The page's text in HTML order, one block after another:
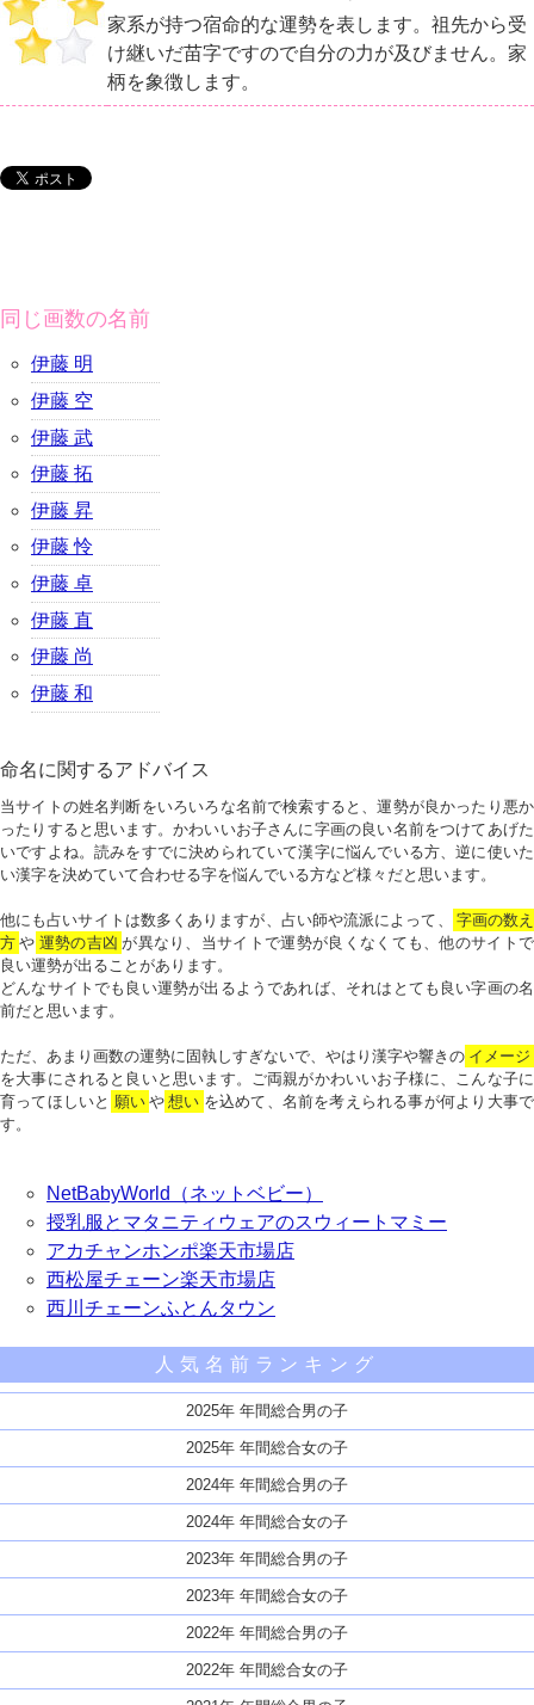
家系が持つ宿命的な運勢を表します。祖先から受
け継いだ苗字ですので自分の力が及びません。家
柄を象徴します。
同じ画数の名前
伊藤 明
伊藤 空
伊藤 武
伊藤 拓
伊藤 昇
伊藤 怜
伊藤 卓
伊藤 直
伊藤 尚
伊藤 和
命名に関するアドバイス
当サイトの姓名判断をいろいろな名前で検索すると、運勢が良かったり悪か
ったりすると思います。かわいいお子さんに字画の良い名前をつけてあげた
いですよね。読みをすでに決められていて漢字に悩んでいる方、逆に使いた
い漢字を決めていて合わせる字を悩んでいる方など様々だと思います。
他にも占いサイトは数多くありますが、占い師や流派によって、
字画の数え
方 や 運勢の吉凶 が異なり、当サイトで運勢が良くなくても、他のサイトで
良い運勢が出ることがあります。
どんなサイトでも良い運勢が出るようであれば、それはとても良い字画の名
前だと思います。
ただ、あまり画数の運勢に固執しすぎないで、やはり漢字や響きの イメージ
を大事にされると良いと思います。ご両親がかわいいお子様に、こんな子に
育ってほしいと 願い や 想い を込めて、名前を考えられる事が何より大事で
す。
NetBabyWorld（ネットベビー）
授乳服とマタニティウェアのスウィートマミー
アカチャンホンポ楽天市場店
西松屋チェーン楽天市場店
西川チェーンふとんタウン
人気名前ランキング
2025年 年間総合男の子
2025年 年間総合女の子
2024年 年間総合男の子
2024年 年間総合女の子
2023年 年間総合男の子
2023年 年間総合女の子
2022年 年間総合男の子
2022年 年間総合女の子